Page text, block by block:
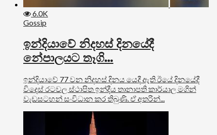
6.0K
Gossip
ඉන්දියාවේ නිදහස් දිනයේදී
නේපාලයට තෑගි…
ඉන්දියාවේ 77 වන නිදහස් දිනය යෙදී ඇති ඊයේ දිනයේදී
විදෙස් රටවල ස්ථාපිත ඉන්දීය තානාපති කාර්යාල මගින්
වැඩසටහන් සංවිධාන කර තිබුණි. ඒ අතරින්...